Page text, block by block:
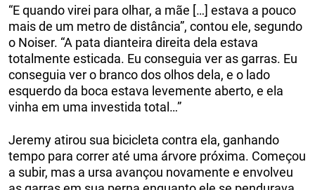
“E quando virei para olhar, a mãe […] estava a pouco
mais de um metro de distância”, contou ele, segundo
o Noiser. “A pata dianteira direita dela estava
totalmente esticada. Eu conseguia ver as garras. Eu
conseguia ver o branco dos olhos dela, e o lado
esquerdo da boca estava levemente aberto, e ela
vinha em uma investida total…”
Jeremy atirou sua bicicleta contra ela, ganhando
tempo para correr até uma árvore próxima. Começou
a subir, mas a ursa avançou novamente e envolveu